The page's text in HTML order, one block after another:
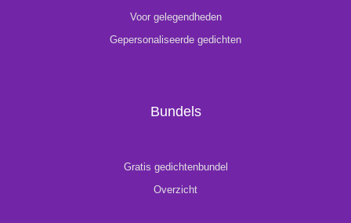
Voor gelegendheden
Gepersonaliseerde gedichten
Bundels
Gratis gedichtenbundel
Overzicht